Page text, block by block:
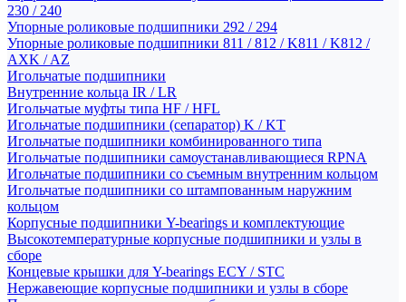
230 / 240
Упорные роликовые подшипники 292 / 294
Упорные роликовые подшипники 811 / 812 / K811 / K812 /
AXK / AZ
Игольчатые подшипники
Внутренние кольца IR / LR
Игольчатые муфты типа HF / HFL
Игольчатые подшипники (сепаратор) K / KT
Игольчатые подшипники комбинированного типа
Игольчатые подшипники самоустанавливающиеся RPNA
Игольчатые подшипники со съемным внутренним кольцом
Игольчатые подшипники со штампованным наружним
кольцом
Корпусные подшипники Y-bearings и комплектующие
Высокотемпературные корпусные подшипники и узлы в
сборе
Концевые крышки для Y-bearings ECY / STC
Нержавеющие корпусные подшипники и узлы в сборе